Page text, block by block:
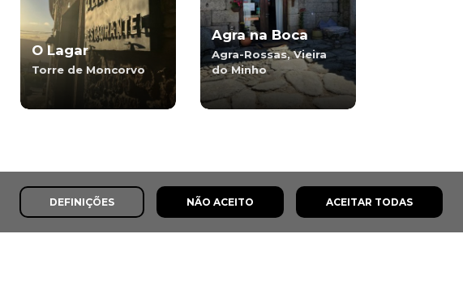
O Lagar
Torre de Moncorvo
Agra na Boca
Agra-Rossas, Vieira
do Minho
DEFINIÇÕES NÃO ACEITO ACEITAR TODAS